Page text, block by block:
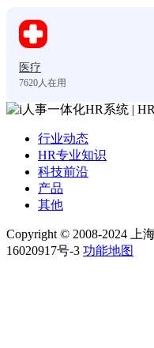
医疗
7620 人在用
行业动态
HR专业知识
科技前沿
产品
其他
Copyright © 2008-2024 上
16020917号-3 功能地图